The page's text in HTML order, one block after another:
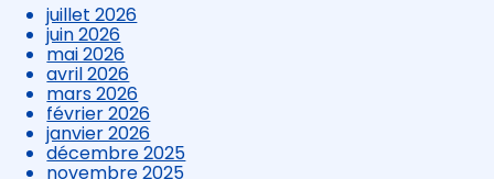
juillet 2026
juin 2026
mai 2026
avril 2026
mars 2026
février 2026
janvier 2026
décembre 2025
novembre 2025